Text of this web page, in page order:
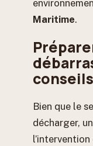
Maritime.
Bien que le
décharger,